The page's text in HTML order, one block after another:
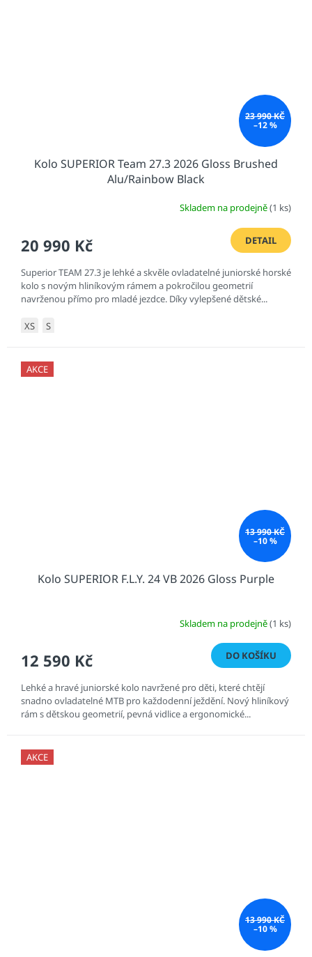
23 990 KČ
–12 %
Kolo SUPERIOR Team 27.3 2026 Gloss Brushed
Alu/Rainbow Black
Skladem na prodejně(1 ks)
20 990 Kč DETAIL
Superior TEAM 27.3 je lehké a skvěle ovladatelné juniorské horské
kolo s novým hliníkovým rámem a pokročilou geometrií
navrženou přímo pro mladé jezdce. Díky vylepšené dětské...
XS S
AKCE
13 990 KČ
–10 %
Kolo SUPERIOR F.L.Y. 24 VB 2026 Gloss Purple
Skladem na prodejně(1 ks)
12 590 Kč DO KOŠÍKU
Lehké a hravé juniorské kolo navržené pro děti, které chtějí
snadno ovladatelné MTB pro každodenní ježdění. Nový hliníkový
rám s dětskou geometrií, pevná vidlice a ergonomické...
AKCE
13 990 KČ
–10 %